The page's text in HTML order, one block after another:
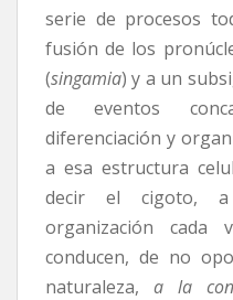
serie de procesos
fusión de los
(singamia) y a un
de eventos
diferenciación y
a esa estructura
decir el cigoto, a
organización cada
conducen, de no
naturaleza,a la